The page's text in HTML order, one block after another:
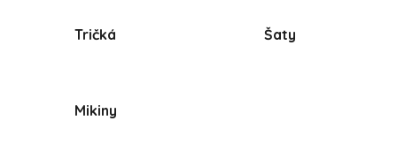
Tričká Šaty
Mikiny